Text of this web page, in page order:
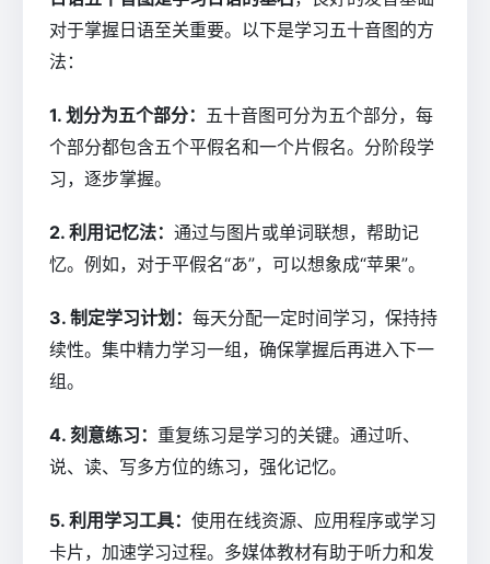
对于掌握日语至关重要。以下是学习五十音图的方
法：
1. 划分为五个部分： 五十音图可分为五个部分，每
个部分都包含五个平假名和一个片假名。分阶段学
习，逐步掌握。
2. 利用记忆法： 通过与图片或单词联想，帮助记
忆。例如，对于平假名“あ”，可以想象成“苹果”。
3. 制定学习计划： 每天分配一定时间学习，保持持
续性。集中精力学习一组，确保掌握后再进入下一
组。
4. 刻意练习： 重复练习是学习的关键。通过听、
说、读、写多方位的练习，强化记忆。
5. 利用学习工具： 使用在线资源、应用程序或学习
卡片，加速学习过程。多媒体教材有助于听力和发